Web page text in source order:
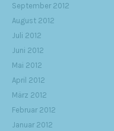
September 2012
August 2012
Juli 2012
Juni 2012
Mai 2012
April 2012
März 2012
Februar 2012
Januar 2012